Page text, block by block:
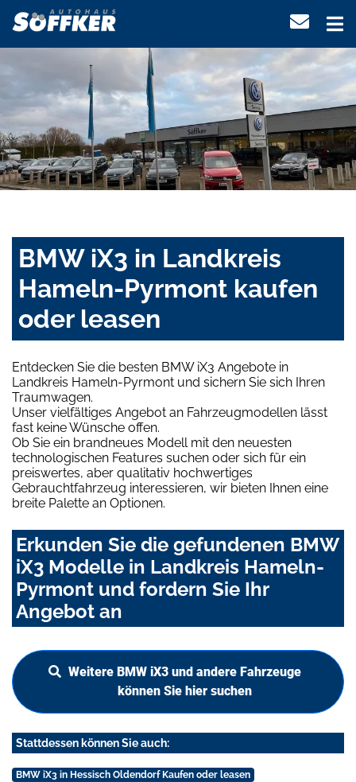
BMW iX3 in Landkreis
Hameln-Pyrmont kaufen
oder leasen
Entdecken Sie die besten BMW iX3 Angebote in
Landkreis Hameln-Pyrmont und sichern Sie sich Ihren
Traumwagen.
Unser vielfältiges Angebot an Fahrzeugmodellen lässt
fast keine Wünsche offen.
Ob Sie ein brandneues Modell mit den neuesten
technologischen Features suchen oder sich für ein
preiswertes, aber qualitativ hochwertiges
Gebrauchtfahrzeug interessieren, wir bieten Ihnen eine
breite Palette an Optionen.
Erkunden Sie die gefundenen BMW
iX3 Modelle in Landkreis Hameln-
Pyrmont und fordern Sie Ihr
Angebot an
Weitere BMW iX3 und andere Fahrzeuge
können Sie hier suchen
Stattdessen können Sie auch:
BMW iX3 in Hessisch Oldendorf Kaufen oder leasen